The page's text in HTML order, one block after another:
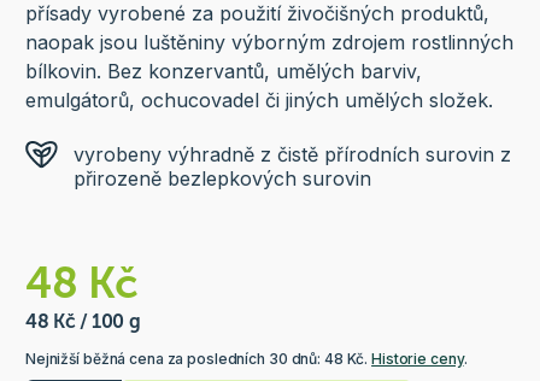
přísady vyrobené za použití živočišných produktů,
naopak jsou luštěniny výborným zdrojem rostlinných
bílkovin. Bez konzervantů, umělých barviv,
emulgátorů, ochucovadel či jiných umělých složek.
vyrobeny výhradně z čistě přírodních surovin z
přirozeně bezlepkových surovin
48 Kč
48 Kč / 100 g
Nejnižší běžná cena za posledních 30 dnů: 48 Kč.Historie ceny.